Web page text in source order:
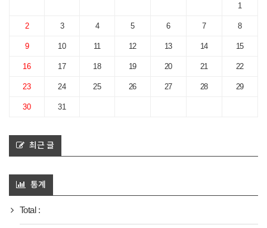
1
2 3 4 5 6 7 8
9 10 11 12 13 14 15
16 17 18 19 20 21 22
23 24 25 26 27 28 29
30 31
최근 글
통계
Total :